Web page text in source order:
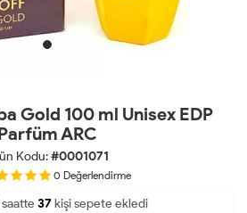
Gold 100 ml Unisex EDP
ARC
Kodu:#0001071
0 Değerlendirme
30 37 kişi sepete ekledi
14